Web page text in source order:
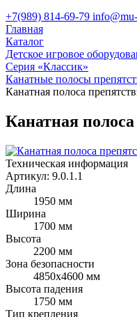
+7(989) 814-69-79
Главная
Каталог
Детское игровое
Серия «Классик»
Канатные полосы
Канатная полоса
Канатная
Техническая информация
Артикул: 9.0.1.1
Длина
1950 мм
Ширина
1700 мм
Высота
2200 мм
Зона безопасности
4850x4600 мм
Высота падения
1750 мм
Тип крепления